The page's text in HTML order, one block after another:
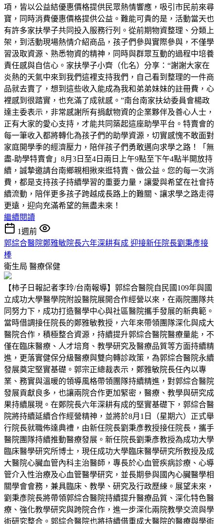
項，皆以公益結優惠價格提供民眾熱情響應，吸引市民前來尋
寶，同時消費優惠價格提供公益。難能可貴的是，活動當天也
有許多家扶學子共同投入服務行列。從前期物資整理、分類上
架，到活動現場熱情介紹商品，孩子們參與實際參與，不僅學
習汲取資源、熟悉物資的精神，同時與群眾互動的過程中培養
責任感與自信心。家扶學子小齊（化名）分享：“謝謝大家在
炎熱的天氣中來到我們這裡支持我們，自己看到整理的一件商
品就去賣了，想到這些收入能成為我和弟弟妹妹的註冊費，心
裡感到很踏實，也充滿了成就感。”南台南家扶幼委員會楊政
達主委表示，非常感謝所有捐獻物資的企業夥伴及善心人士，
正有大家的愛心支持，才能共同築起這座助學平台。特賣會的
每一筆收入都將轉化為孩子們的助學資源，切實感愧不敢面對
家庭開學季的經濟壓力，陪伴孩子們勇敢邁向求學之路！「無
盡-助學特賣會」8月3日至4日兩日上午9點至下午4點半開放持
續，誠摯邀請台南鄉親相揪來逛特賣、做公益。您的每一次消
費，都是支持孩子持續學習的重要力量，讓愛與希望在社會持
續流動，陪伴更多孩子跨越成長路上的難關、讓求學之路走得
更遠，迎向充滿希望的無盡未來！
繼續閱讀
1週前
郭綜合醫院鄭雅敏院長六年深耕有成 迎接新任院長劉秉彥接
棒
衛生局 醫療保健
【柿子日報記者李玲/台南報導】郭綜合醫院自民國109年與國
立成功大學醫學院附設醫院展開合作經營以來，在兩院團隊共
同努力下，成功打造醫學中心與社區醫院攜手發展的新典範。
當時借調接任院長的鄭雅敏教授，六年來帶領團隊深化與成大
醫院合作，積極整合資源，持續提升郭綜合醫院醫療量能，不
僅在臨床醫療、人才培育、教學研究及醫療品質等方面持續精
進，更落實健保分級醫療與雙向轉診政策，為郭綜合醫院永續
發展奠定堅實基礎。郭宗正總裁表示，鄭雅敏院長任內以專
業、務實與溫暖的領導風格帶領團隊持續精進，對郭綜合醫院
發展貢獻良多，也讓兩院合作更加緊密，醫療、教學與研究成
果持續展現。在鄭院長六年深耕有成的堅實基礎下，郭綜合醫
院將持續延續合作經營精神，並將於8月1日（星期六）正式舉
行院長就職佈達典禮，由新任院長劉秉彥教授接任院長，攜手
醫院團隊持續推動醫療發展。新任院長劉秉彥教授為成功大學
臨床醫學研究所博士，現任成功大學臨床醫學研究所教授及成
大醫院心臟血管內科主治醫師，專長於心血管疾病診療、心導
管介入性治療及心血管醫學研究，並長期參與國內心臟醫學相
關學會會務，兼具臨床、教學、研究及行政歷練。展望未來，
劉秉彥院長將帶領郭綜合醫院持續提升醫療品質、深化特色醫
療、強化教學研究與跨院合作，進一步深化兩院教學交流與學
術研究整合。郭綜合醫院也將持續借重成大醫院的醫療與學術